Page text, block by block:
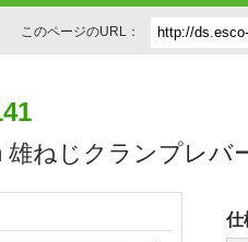
このページのURL：
雄ねじクランプレバ
仕